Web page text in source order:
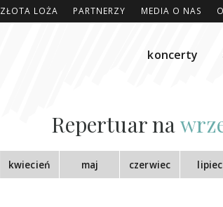
ZŁOTA LOŻA PARTNERZY MEDIA O NAS
koncerty
Repertuar na
kwiecień maj czerwiec lipiec